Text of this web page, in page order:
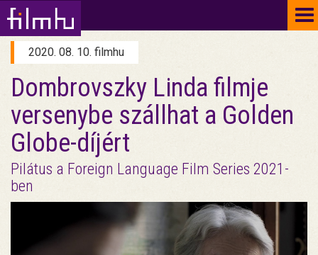
2020. 08. 10. filmhu
Dombrovszky Linda filmje
versenybe szállhat a Golden
Globe-díjért
Pilátus a Foreign Language Film Series 2021-
ben